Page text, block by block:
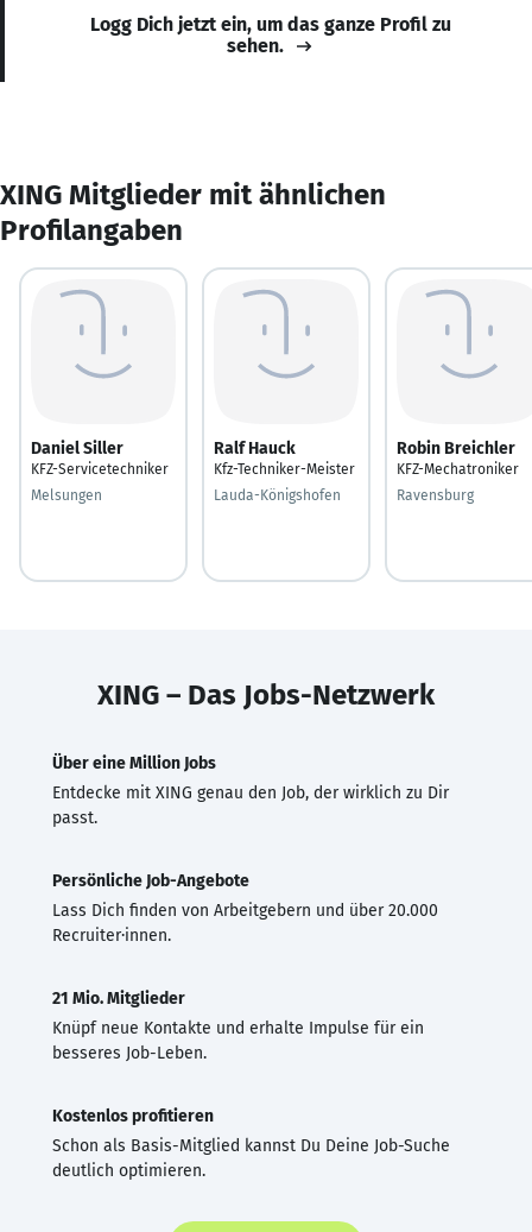
Logg Dich jetzt ein, um das ganze Profil zu
sehen.
XING Mitglieder mit ähnlichen
Profilangaben
Daniel Siller
KFZ-Servicetechniker
Melsungen
Ralf Hauck
Kfz-Techniker-Meister
Lauda-Königshofen
Robin Breichler
KFZ-Mechatroniker
Ravensburg
XING – Das Jobs-Netzwerk
Über eine Million Jobs
Entdecke mit XING genau den Job, der wirklich zu Dir
passt.
Persönliche Job-Angebote
Lass Dich finden von Arbeitgebern und über 20.000
Recruiter·innen.
21 Mio. Mitglieder
Knüpf neue Kontakte und erhalte Impulse für ein
besseres Job-Leben.
Kostenlos profitieren
Schon als Basis-Mitglied kannst Du Deine Job-Suche
deutlich optimieren.